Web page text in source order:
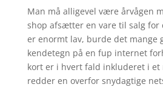
Man må alligevel være årvågen
shop afsætter en vare til salg for
er enormt lav, burde det mange
kendetegn på en fup internet
kort er i hvert fald inkluderet i
redder en overfor snydagtige